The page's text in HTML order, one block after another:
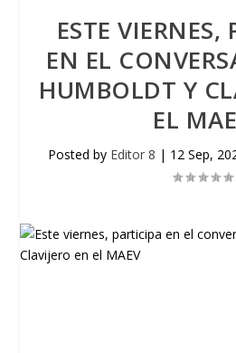
ESTE VIERNES,
EN EL
HUMBOLDT Y
EL
Posted by Editor 8 | 12 Sep,